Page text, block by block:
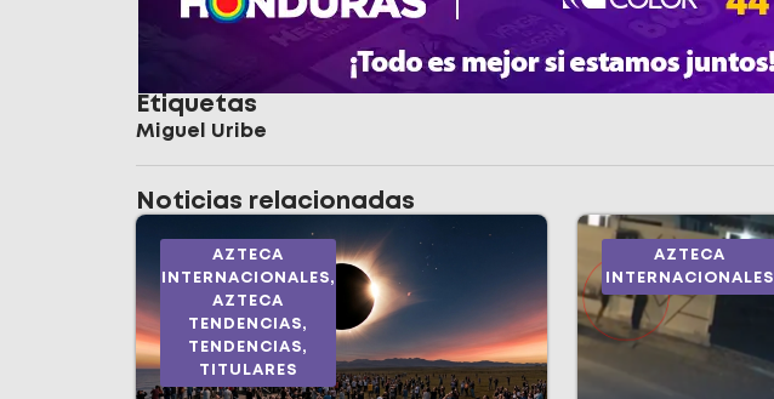
Etiquetas
Miguel Uribe
Noticias relacionadas
AZTECA
INTERNACIONALES,
AZTECA
TENDENCIAS,
TENDENCIAS,
TITULARES
AZTECA
INTERNACIONALES